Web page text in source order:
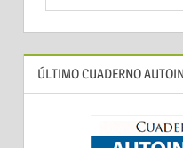
ÚLTIMO CUADERNO